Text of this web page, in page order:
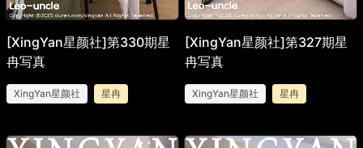
[XingYan星颜社]第330期星
冉写真
XingYan星颜社 星冉
[XingYan星颜社]第327期星
冉写真
XingYan星颜社 星冉